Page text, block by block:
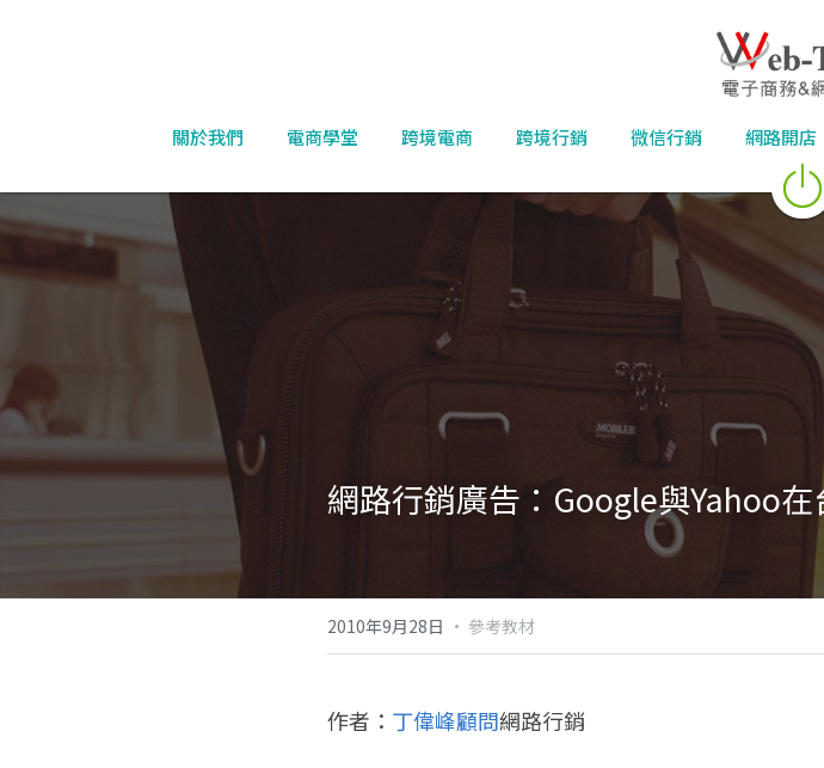
關於我們 電商學堂 跨境電商 跨境行銷 微信行銷 網路開店
網路行銷廣告：Google與Yahoo
2010年9月28日 · 參考教材
作者： 丁偉峰顧問網路行銷